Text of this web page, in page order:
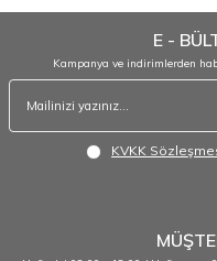
E -
Kampanya ve indirimlerden
KVKK